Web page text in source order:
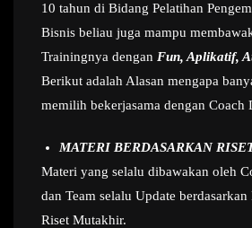
10 tahun di Bidang Pelatihan
Bisnis beliau juga mampu
Trainingnya dengan Fun, Aplikatif,
Berikut adalah Alasan mengapa
memilih bekerjasama dengan Coach
MATERI BERDASARKAN
Materi yang selalu dibawakan oleh
dan Team selalu Update berdasarkan
Riset Mutakhir.